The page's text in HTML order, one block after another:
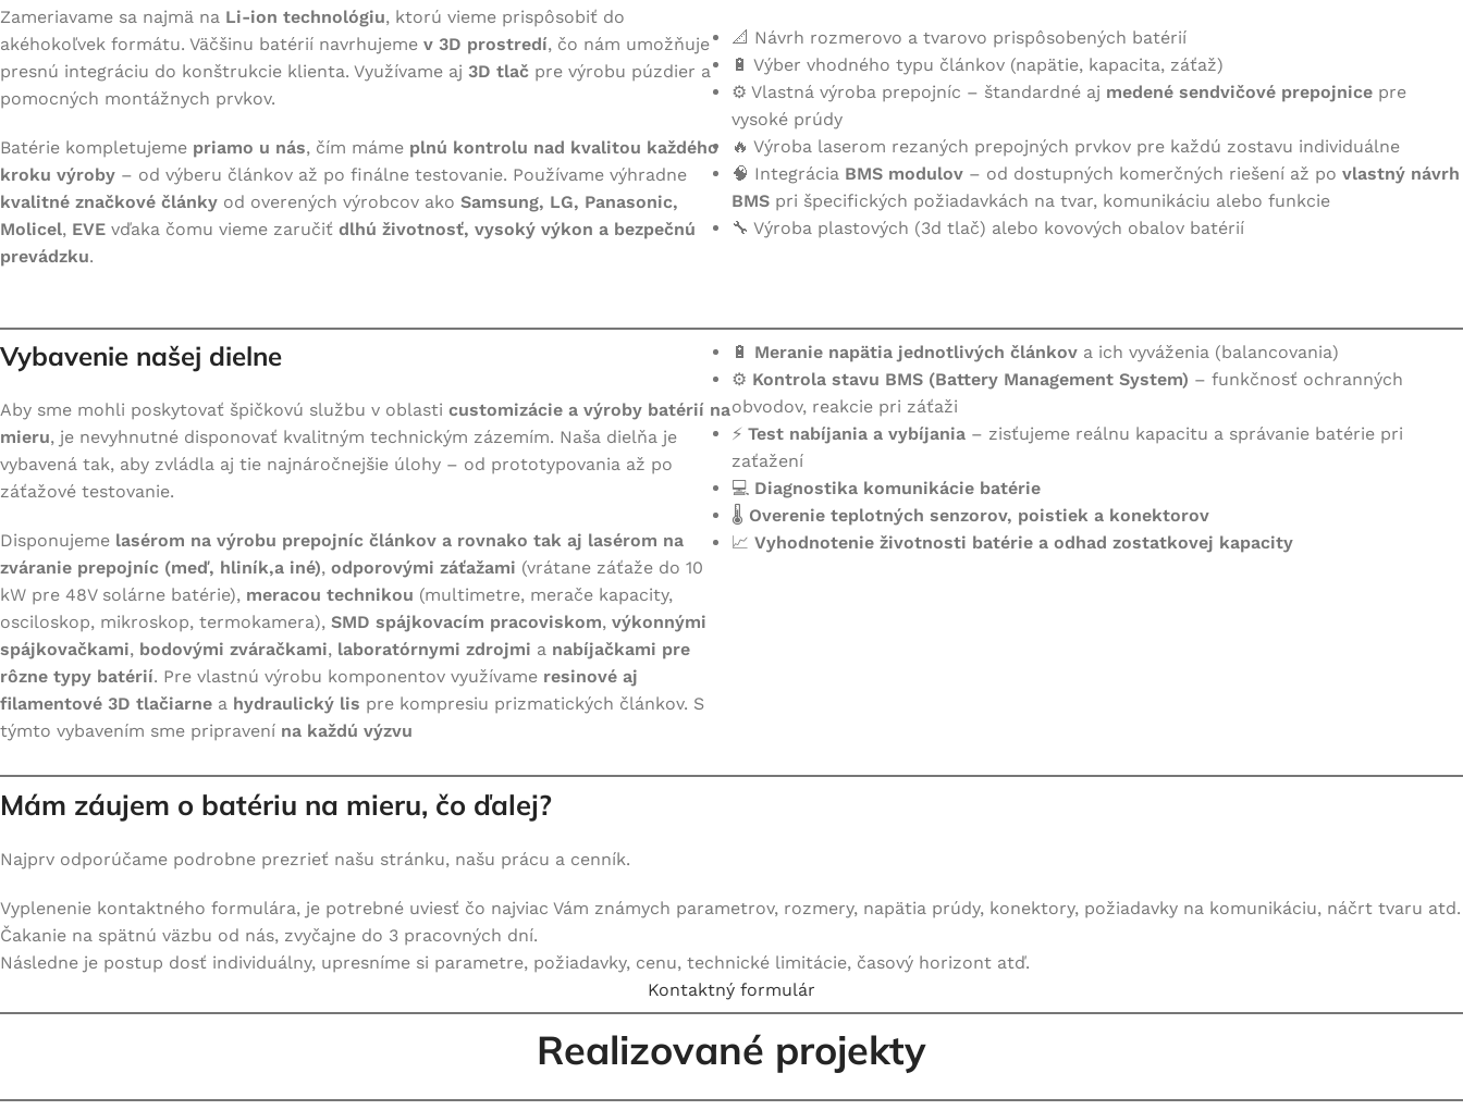
PROSTRIEDKOV
Elektrický bicykel
Elektrická kolobežka
Samovyvyžovacie zariadenia
E-board
Jednokolky
Iné
Ručné náradie/ záhradná
technika
Pillows & throws
Kyslikové generátory
Skladová logistika AGV / ARV
Dávame batériám druhú šancu
Prezrieť kategóriu
Zameriavame sa najmä na Li-ion technológiu, ktorú vieme prispôsobiť do
akéhokoľvek formátu. Väčšinu batérií navrhujeme v 3D prostredí, čo nám umožňuje
presnú integráciu do konštrukcie klienta. Využívame aj 3D tlač pre výrobu púzdier a
pomocných montážnych prvkov.
Batérie kompletujeme priamo u nás, čím máme plnú kontrolu nad kvalitou každého
kroku výroby – od výberu článkov až po finálne testovanie. Používame výhradne
kvalitné značkové články od overených výrobcov ako Samsung, LG, Panasonic,
Molicel, EVE vďaka čomu vieme zaručiť dlhú životnosť, vysoký výkon a bezpečnú
prevádzku.
📐 Návrh rozmerovo a tvarovo prispôsobených batérií
🔋 Výber vhodného typu článkov (napätie, kapacita, záťaž)
⚙️ Vlastná výroba prepojníc – štandardné aj medené sendvičové prepojnice pre
vysoké prúdy
🔥 Výroba laserom rezaných prepojných prvkov pre každú zostavu individuálne
🧠 Integrácia BMS modulov – od dostupných komerčných riešení až po vlastný návrh
BMS pri špecifických požiadavkách na tvar, komunikáciu alebo funkcie
🔧 Výroba plastových (3d tlač) alebo kovových obalov batérií
Vybavenie našej dielne
Aby sme mohli poskytovať špičkovú službu v oblasti customizácie a výroby batérií na
mieru, je nevyhnutné disponovať kvalitným technickým zázemím. Naša dielňa je
vybavená tak, aby zvládla aj tie najnáročnejšie úlohy – od prototypovania až po
záťažové testovanie.
Disponujeme lasérom na výrobu prepojníc článkov a rovnako tak aj lasérom na
zváranie prepojníc (meď, hliník,a iné), odporovými záťažami (vrátane záťaže do 10
kW pre 48V solárne batérie), meracou technikou (multimetre, merače kapacity,
osciloskop, mikroskop, termokamera), SMD spájkovacím pracoviskom, výkonnými
spájkovačkami, bodovými zváračkami, laboratórnymi zdrojmi a nabíjačkami pre
rôzne typy batérií. Pre vlastnú výrobu komponentov využívame resinové aj
filamentové 3D tlačiarne a hydraulický lis pre kompresiu prizmatických článkov. S
týmto vybavením sme pripravení na každú výzvu
🔋 Meranie napätia jednotlivých článkov a ich vyváženia (balancovania)
⚙️ Kontrola stavu BMS (Battery Management System) – funkčnosť ochranných
obvodov, reakcie pri záťaži
⚡ Test nabíjania a vybíjania – zisťujeme reálnu kapacitu a správanie batérie pri
zaťažení
💻 Diagnostika komunikácie batérie
🌡️ Overenie teplotných senzorov, poistiek a konektorov
📈 Vyhodnotenie životnosti batérie a odhad zostatkovej kapacity
Mám záujem o batériu na mieru, čo ďalej?
Najprv odporúčame podrobne prezrieť našu stránku, našu prácu a cenník.
Vyplenenie kontaktného formulára, je potrebné uviesť čo najviac Vám známych parametrov, rozmery, napätia prúdy, konektory, požiadavky na komunikáciu, náčrt tvaru atd.
Čakanie na spätnú väzbu od nás, zvyčajne do 3 pracovných dní.
Následne je postup dosť individuálny, upresníme si parametre, požiadavky, cenu, technické limitácie, časový horizont atď.
Kontaktný formulár
Realizované projekty